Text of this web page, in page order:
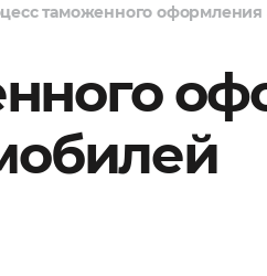
таможенного оформления